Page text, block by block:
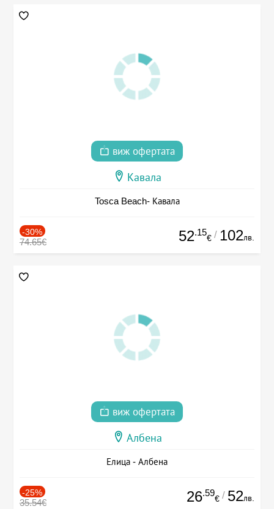
виж офертата
Кавала
Tosca Beach- Кавала
-30%
74.65€ 52.15
€ / 102лв.
виж офертата
Албена
Елица - Албена
-25%
35.54€ 26.59
€ / 52лв.